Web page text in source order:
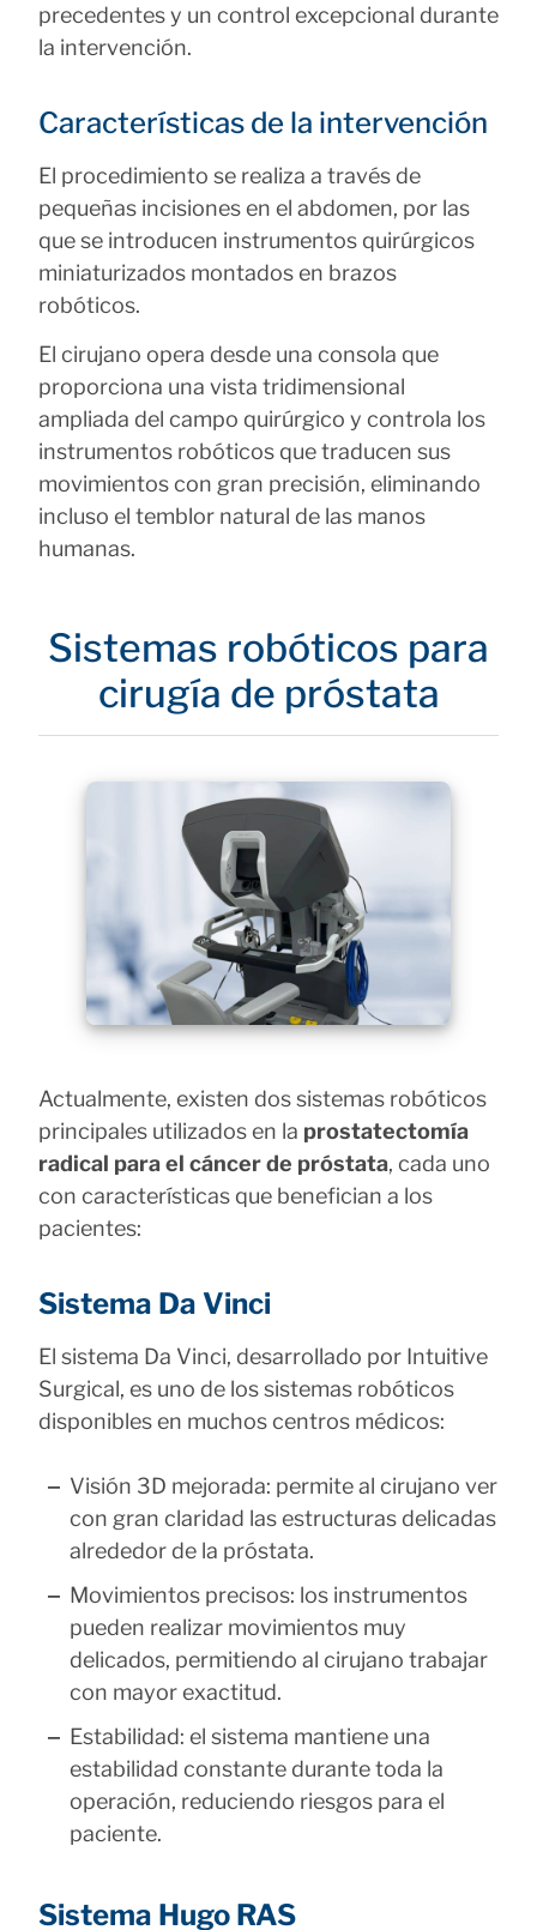
precedentes y un control excepcional durante
la intervención.
Características de la intervención
El procedimiento se realiza a través de
pequeñas incisiones en el abdomen, por las
que se introducen instrumentos quirúrgicos
miniaturizados montados en brazos
robóticos.
El cirujano opera desde una consola que
proporciona una vista tridimensional
ampliada del campo quirúrgico y controla los
instrumentos robóticos que traducen sus
movimientos con gran precisión, eliminando
incluso el temblor natural de las manos
humanas.
Sistemas robóticos para
cirugía de próstata
Actualmente, existen dos sistemas robóticos
principales utilizados en la prostatectomía
radical para el cáncer de próstata, cada uno
con características que benefician a los
pacientes:
Sistema Da Vinci
El sistema Da Vinci, desarrollado por Intuitive
Surgical, es uno de los sistemas robóticos
disponibles en muchos centros médicos:
Visión 3D mejorada: permite al cirujano ver
con gran claridad las estructuras delicadas
alrededor de la próstata.
Movimientos precisos: los instrumentos
pueden realizar movimientos muy
delicados, permitiendo al cirujano trabajar
con mayor exactitud.
Estabilidad: el sistema mantiene una
estabilidad constante durante toda la
operación, reduciendo riesgos para el
paciente.
Sistema Hugo RAS